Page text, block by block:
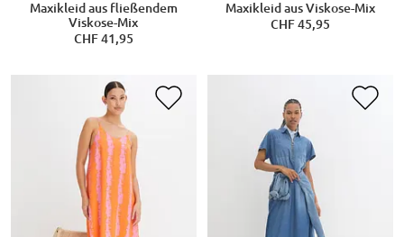
Maxikleid aus fließendem
Viskose-Mix
CHF 41,95
Maxikleid aus Viskose-Mix
CHF 45,95